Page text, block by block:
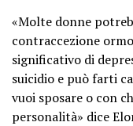
«Molte donne
contraccezione
significativo di
suicidio e può farti
vuoi sposare o con
personalità» dice